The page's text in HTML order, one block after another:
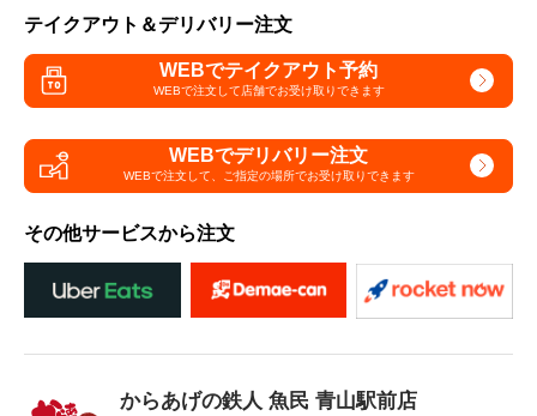
テイクアウト＆デリバリー注文
WEBでテイクアウト予約
WEBで注文して店舗でお受け取りできます
WEBでデリバリー注文
WEBで注文して、 ご指定の場所でお受け取りできます
その他サービスから注文
からあげの鉄人 魚民 青山駅前店